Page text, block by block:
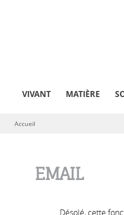
VIVANT MATIÈRE
Vous êtes ici
Accueil
EMAIL
Désolé, cette